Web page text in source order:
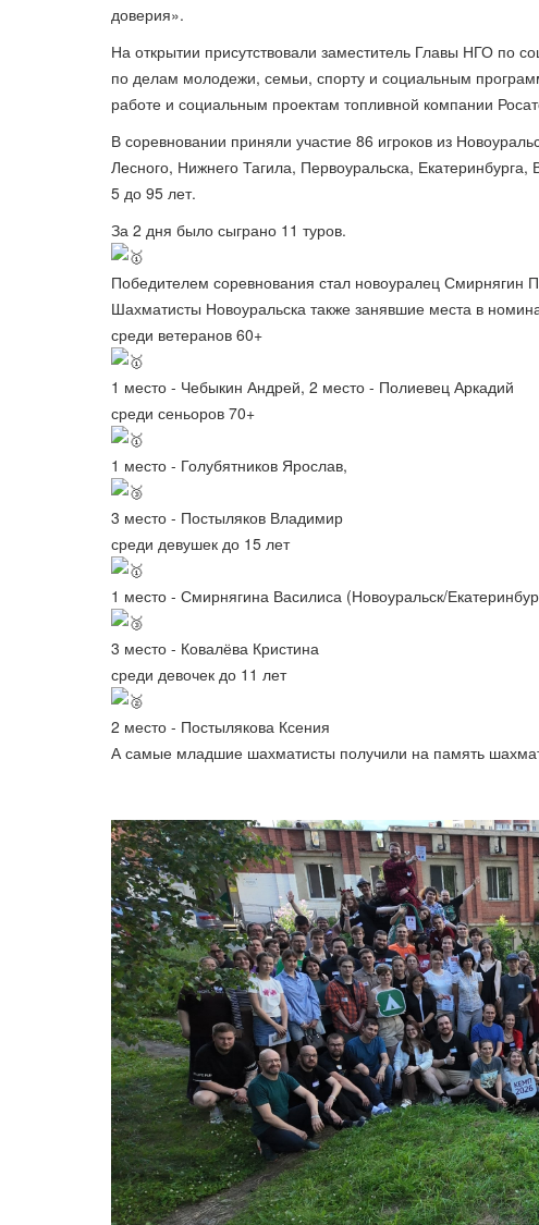
доверия».
На открытии присутствовали заместитель Главы НГО по
по делам молодежи, семьи, спорту и социальным
работе и социальным проектам топливной компании
В соревновании приняли участие 86 игроков из
Лесного, Нижнего Тагила, Первоуральска,
5 до 95 лет.
За 2 дня было сыграно 11 туров.
Победителем соревнования стал новоуралец Смирнягин
Шахматисты Новоуральска также занявшие места в
среди ветеранов 60+
1 место - Чебыкин Андрей, 2 место - Полиевец Аркадий
среди сеньоров 70+
1 место - Голубятников Ярослав,
3 место - Постыляков Владимир
среди девушек до 15 лет
1 место - Смирнягина Василиса (Новоуральск/
3 место - Ковалёва Кристина
среди девочек до 11 лет
2 место - Постылякова Ксения
А самые младшие шахматисты получили на память